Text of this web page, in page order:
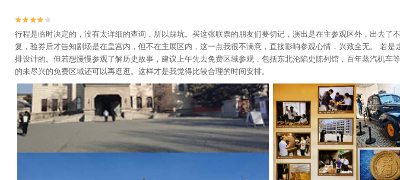


行程是临时决定的，没有太详细的查询，所以踩坑。买这张联票的朋友们要切记，演出是在主参观区外，出去
复，验券后才告知剧场是在皇宫内，但不在主展区内，这一点我很不满意，直接影响参观心情，兴致全无。 若
排设计的。但若想慢慢参观了解历史故事，建议上午先去免费区域参观，包括东北沦陷史陈列馆，百年蒸汽机
的未尽兴的免费区域还可以再逛逛。这样才是我觉得比较合理的时间安排。